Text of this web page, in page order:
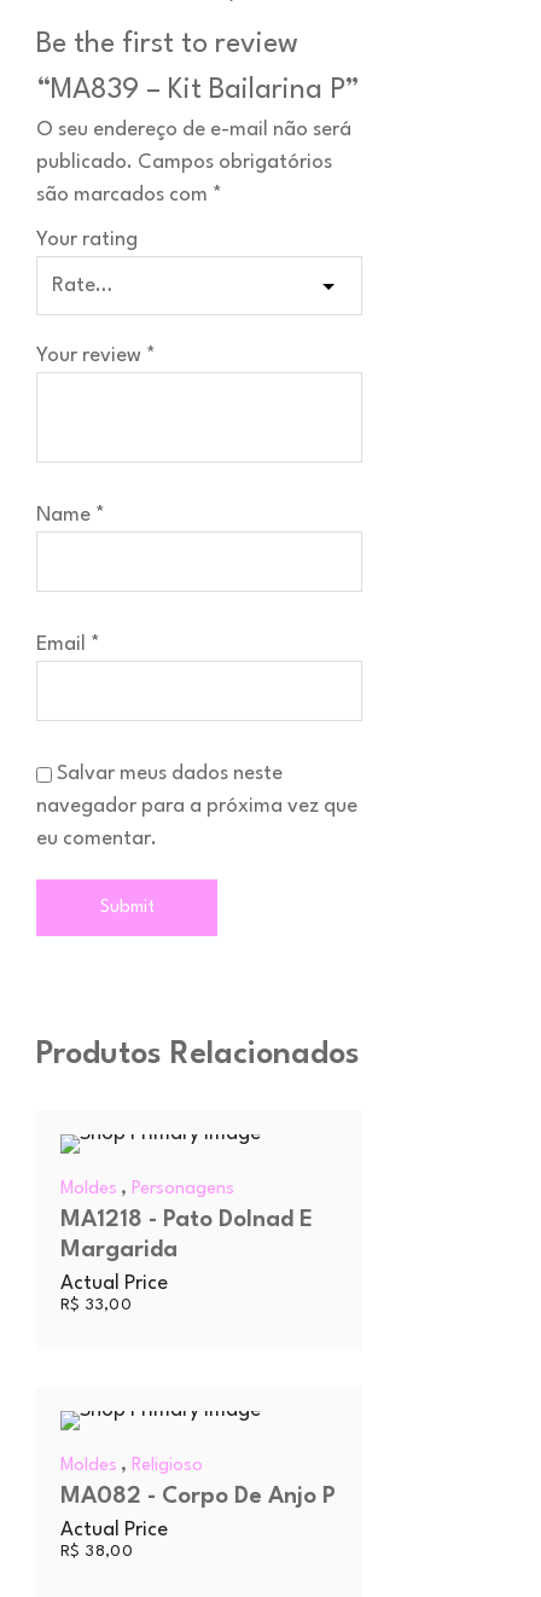
Be the first to review
“MA839 – Kit Bailarina P”
O seu endereço de e-mail não será
publicado. Campos obrigatórios
são marcados com *
Your rating
Your review *
Name *
Email *
Salvar meus dados neste
navegador para a próxima vez que
eu comentar.
Produtos Relacionados
Moldes , Personagens
MA1218 - Pato Dolnad E
Margarida
Actual Price
R$ 33,00
Moldes , Religioso
MA082 - Corpo De Anjo P
Actual Price
R$ 38,00